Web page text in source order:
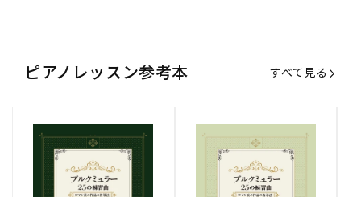
ピアノレッスン参考本 すべて見る